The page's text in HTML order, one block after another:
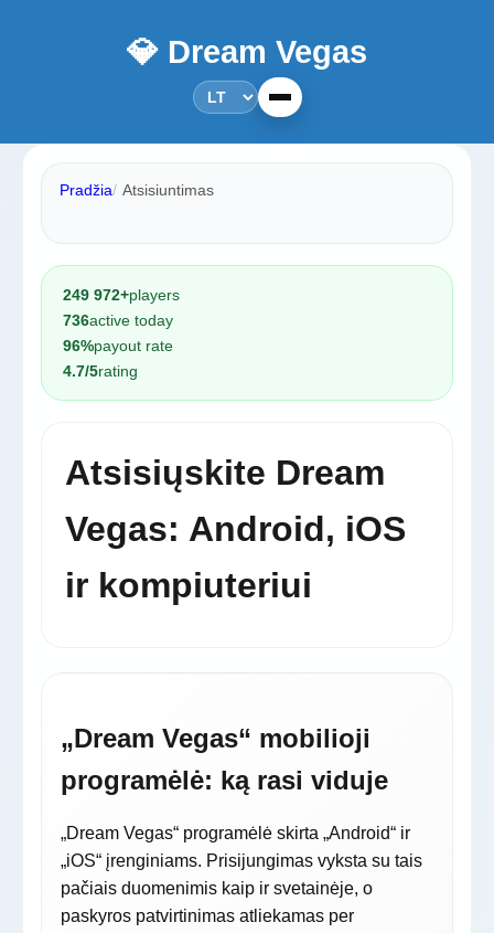
💎 Dream Vegas
Pradžia Atsisiuntimas
249 972+players
736active today
96%payout rate
4.7/5rating
Atsisiųskite Dream
Vegas: Android, iOS
ir kompiuteriui
„Dream Vegas“ mobilioji
programėlė: ką rasi viduje
„Dream Vegas“ programėlė skirta „Android“ ir
„iOS“ įrenginiams. Prisijungimas vyksta su tais
pačiais duomenimis kaip ir svetainėje, o
paskyros patvirtinimas atliekamas per